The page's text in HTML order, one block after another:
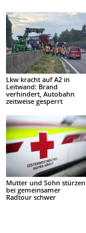
Lkw kracht auf A2 in
Leitwand: Brand
verhindert, Autobahn
zeitweise gesperrt
Mutter und Sohn stürzen
bei gemeinsamer
Radtour schwer